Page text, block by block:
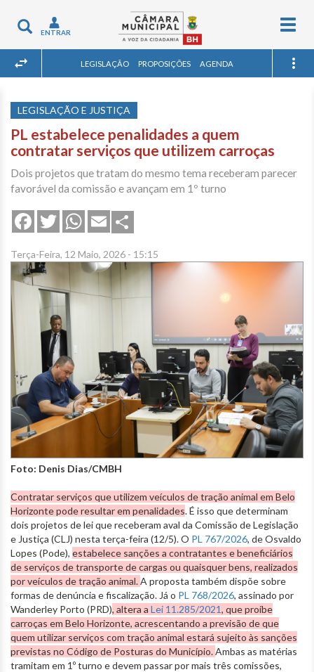
Toggle
navigation
ENTRAR
LEGISLAÇÃO PROPOSIÇÕES AGENDA
LEGISLAÇÃO E JUSTIÇA
PL estabelece penalidades a quem
contratar serviços que utilizem carroças
Dois projetos que tratam do mesmo tema receberam parecer
favorável da comissão e avançam em 1º turno
FacebookTwitterWhatsApp
Email
Terça-Feira, 12 Maio, 2026 - 15:15
Foto: Denis Dias/CMBH
Contratar serviços que utilizem veículos de tração animal em Belo
Horizonte pode resultar em penalidades. É isso que determinam
dois projetos de lei que receberam aval da Comissão de Legislação
e Justiça (CLJ) nesta terça-feira (12/5). O PL 767/2026, de Osvaldo
Lopes (Pode), estabelece sanções a contratantes e beneficiários
de serviços de transporte de cargas ou quaisquer bens, realizados
por veículos de tração animal.A proposta também dispõe sobre
formas de denúncia e fiscalização. Já o PL 768/2026, assinado por
Wanderley Porto (PRD), altera a Lei 11.285/2021, que proíbe
carroças em Belo Horizonte, acrescentando a previsão de que
quem utilizar serviços com tração animal estará sujeito às sanções
previstas no Código de Posturas do Município.Ambas as matérias
tramitam em 1º turno e devem passar por mais três comissões,